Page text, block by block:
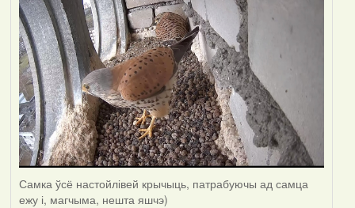
Самка ўсё настойлівей крычыць, патрабуючы ад самца
ежу і, магчыма, нешта яшчэ)